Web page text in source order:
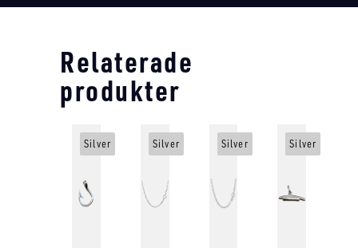
Relaterade
produkter
Silver Silver Silver Silver